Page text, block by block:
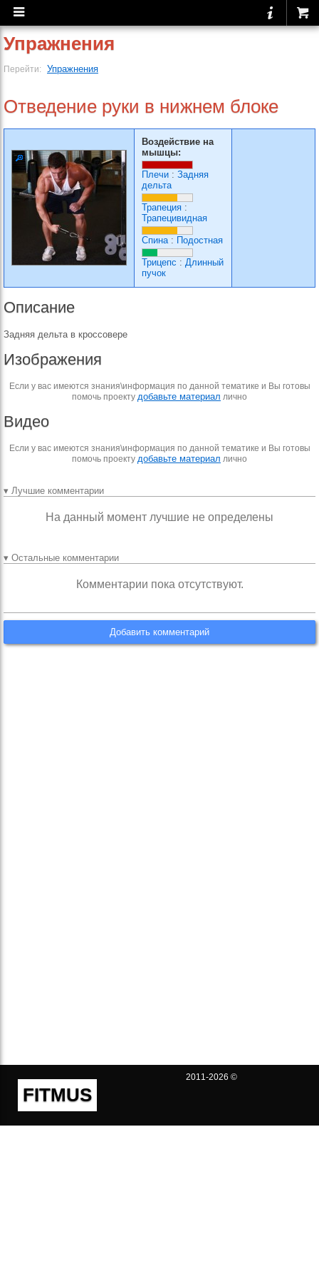
Упражнения
Перейти: Упражнения
Отведение руки в нижнем блоке
Воздействие на
мышцы:
Плечи : Задняя
дельта
Трапеция :
Трапецивидная
Спина: Подостная
Трицепс : Длинный
пучок
Описание
Задняя дельта в кроссовере
Изображения
Если у вас имеются знания\информация по данной тематике и Вы готовы
помочь проекту добавьте материал лично
Видео
Если у вас имеются знания\информация по данной тематике и Вы готовы
помочь проекту добавьте материал лично
▾ Лучшие комментарии
На данный момент лучшие не определены
▾ Остальные комментарии
Комментарии пока отсутствуют.
Добавить комментарий
FITMUS
2011-2026 ©